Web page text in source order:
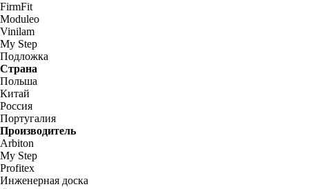
FirmFit
Moduleo
Vinilam
My Step
Подложка
Страна
Польша
Китай
Россия
Португалия
Производитель
Arbiton
My Step
Profitex
Инженерная доска